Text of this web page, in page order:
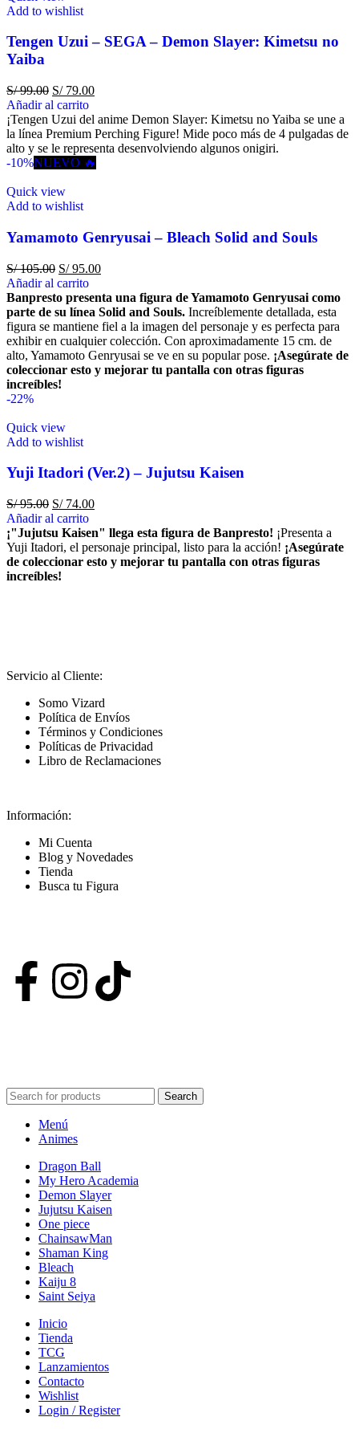
Add to wishlist
Tengen Uzui – SEGA – Demon Slayer: Kimetsu no
Yaiba
S/99.00 S/79.00
Añadir al carrito
¡Tengen Uzui del anime Demon Slayer: Kimetsu no Yaiba se une a
la línea Premium Perching Figure! Mide poco más de 4 pulgadas de
alto y se le representa desenvolviendo algunos onigiri.
-10%NUEVO 🔥
Quick view
Add to wishlist
Yamamoto Genryusai – Bleach Solid and Souls
S/105.00 S/95.00
Añadir al carrito
Banpresto presenta una figura de Yamamoto Genryusai como
parte de su línea Solid and Souls. Increíblemente detallada, esta
figura se mantiene fiel a la imagen del personaje y es perfecta para
exhibir en cualquier colección. Con aproximadamente 15 cm. de
alto, Yamamoto Genryusai se ve en su popular pose. ¡Asegúrate de
coleccionar esto y mejorar tu pantalla con otras figuras
increíbles!
-22%
Quick view
Add to wishlist
Yuji Itadori (Ver.2) – Jujutsu Kaisen
S/95.00 S/74.00
Añadir al carrito
¡"Jujutsu Kaisen" llega esta figura de Banpresto! ¡Presenta a
Yuji Itadori, el personaje principal, listo para la acción! ¡Asegúrate
de coleccionar esto y mejorar tu pantalla con otras figuras
increíbles!
Servicio al Cliente:
Somo Vizard
Política de Envíos
Términos y Condiciones
Políticas de Privacidad
Libro de Reclamaciones
Información:
Mi Cuenta
Blog y Novedades
Tienda
Busca tu Figura
Search
Menú
Animes
Dragon Ball
My Hero Academia
Demon Slayer
Jujutsu Kaisen
One piece
ChainsawMan
Shaman King
Bleach
Kaiju 8
Saint Seiya
Inicio
Tienda
TCG
Lanzamientos
Contacto
Wishlist
Login / Register